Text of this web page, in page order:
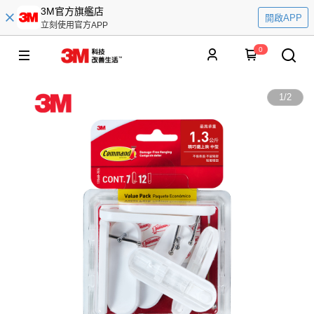
3M官方旗艦店
立刻使用官方APP
開啟APP
0
1/2